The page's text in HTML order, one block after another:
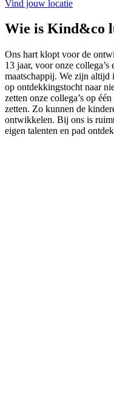
Vind jouw locatie
Wie is Kind&co
Ons hart klopt voor de
13 jaar, voor onze
maatschappij. We zijn altijd
op ontdekkingstocht naar
zetten onze collega’s op
zetten. Zo kunnen de
ontwikkelen. Bij ons is
eigen talenten en pad